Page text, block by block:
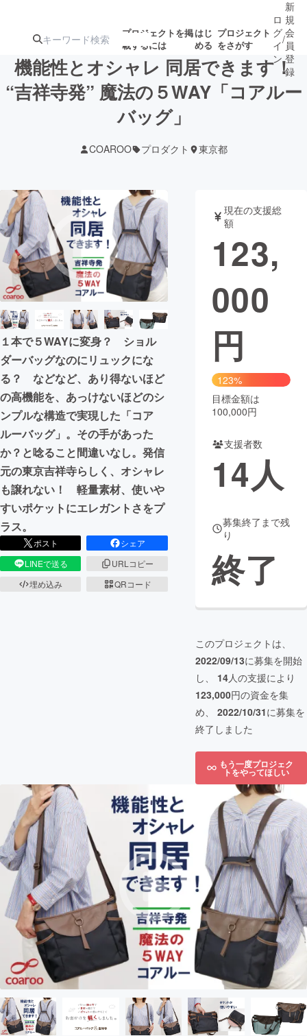
プロジェクトを掲
載するには
はじ
める
プロジェクト
をさがす
注目の新着プロ募集終了が近いプ
テクノロジー・ガジェット
映像・映画 書籍・雑誌
ビジネス・起業 チャレンジ
まちづくり・地域活性化
CAMPFIRE for Social Good
CAMPFIRE Creation
CAMPFIREふるさと納税machi-ya コミュニティ
ロ
グ
イ
ン
/
新
規
会
員
登
録
機能性とオシャレ 同居できます！
“吉祥寺発” 魔法の５WAY「コアルー
バッグ」
COAROO プロダクト 東京都
１本で５WAYに変身？ ショル
ダーバッグなのにリュックにな
る？ などなど、あり得ないほど
の高機能を、あっけないほどのシ
ンプルな構造で実現した「コア
ルーバッグ」。その手があった
か？と唸ること間違いなし。発信
元の東京吉祥寺らしく、オシャレ
も譲れない！ 軽量素材、使いや
すいポケットにエレガントさをプ
ラス。
ポスト
シェア
LINEで送る
URLコピー
埋め込み
QRコード
現在の支援総
額
123,
000
円
123%
目標金額は
100,000円
支援者数
14人
募集終了まで残
り
終了
このプロジェクトは、
2022/09/13に募集を開始
し、 14人の支援により
123,000円の資金を集
め、 2022/10/31に募集を
終了しました
もう一度プロジェク
トをやってほしい